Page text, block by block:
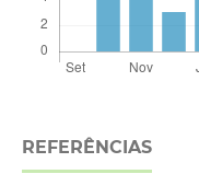
REFERÊNCIAS